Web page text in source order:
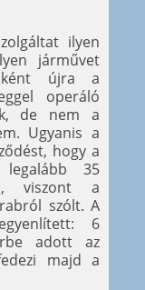
ilyen
járművet
újra a
operáló
de nem a
Ugyanis a
hogy a
legalább 35
viszont a
szólt. A
6
adott az
majd a